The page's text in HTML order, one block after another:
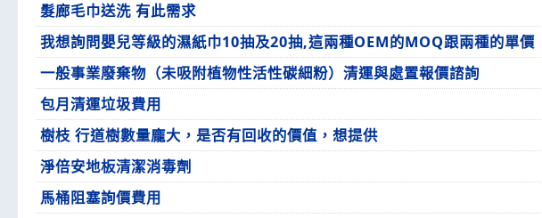
髮廊毛巾送洗 有此需求
我想詢問嬰兒等級的濕紙巾10抽及20抽,這兩種OEM的MOQ跟兩種的單價
一般事業廢棄物（未吸附植物性活性碳細粉）清運與處置報價諮詢
包月清運垃圾費用
樹枝 行道樹數量龐大，是否有回收的價值，想提供
淨倍安地板清潔消毒劑
馬桶阻塞詢價費用